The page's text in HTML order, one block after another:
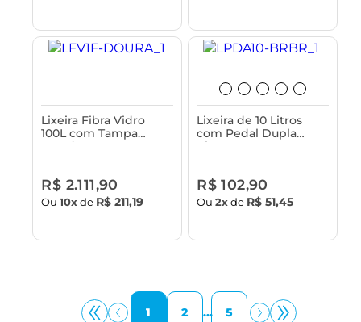
Lixeira Fibra Vidro
100L com Tampa
Vazada Astra
R$ 2.111,90
Ou10xde R$ 211,19
Lixeira de 10 Litros
com Pedal Dupla
Abertura Astra
R$ 102,90
Ou2xde R$ 51,45
1 2 ... 5